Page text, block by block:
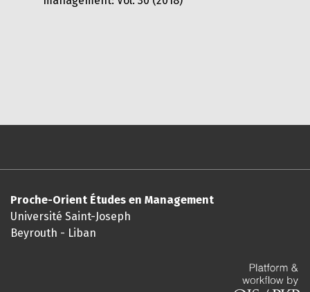
Proche-Orient Études en Management
Université Saint-Joseph
Beyrouth - Liban